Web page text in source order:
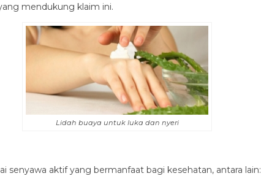
mendukung klaim ini.
Lidah buaya untuk luka dan nyeri
aktif yang bermanfaat bagi kesehatan, antara lain: